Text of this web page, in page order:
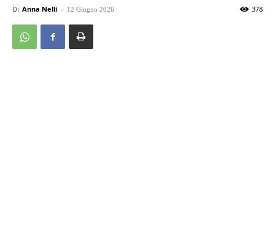
Di Anna Nelli - 12 Giugno 2026 378